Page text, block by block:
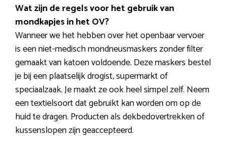
Wat zijn de regels voor het gebruik van
mondkapjes in het OV?
Wanneer we het hebben over het openbaar vervoer
is een niet-medisch mondneusmaskers zonder filter
gemaakt van katoen voldoende. Deze maskers bestel
je bij een plaatselijk drogist, supermarkt of
speciaalzaak. Je maakt ze ook heel simpel zelf. Neem
een textielsoort dat gebruikt kan worden om op de
huid te dragen. Producten als dekbedovertrekken of
kussenslopen zijn geaccepteerd.